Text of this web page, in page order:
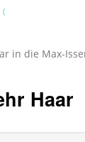
(
in die Max-
Haar